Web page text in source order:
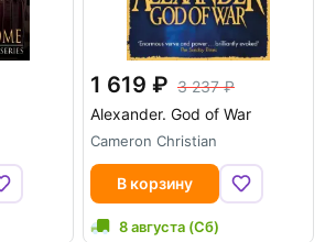
1 619
3 237
Alexander. God of War
Cameron Christian
В корзину
8 августа (Сб)